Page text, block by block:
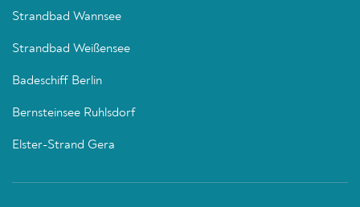
Strandbad Wannsee
Strandbad Weißensee
Badeschiff Berlin
Bernsteinsee Ruhlsdorf
Elster-Strand Gera